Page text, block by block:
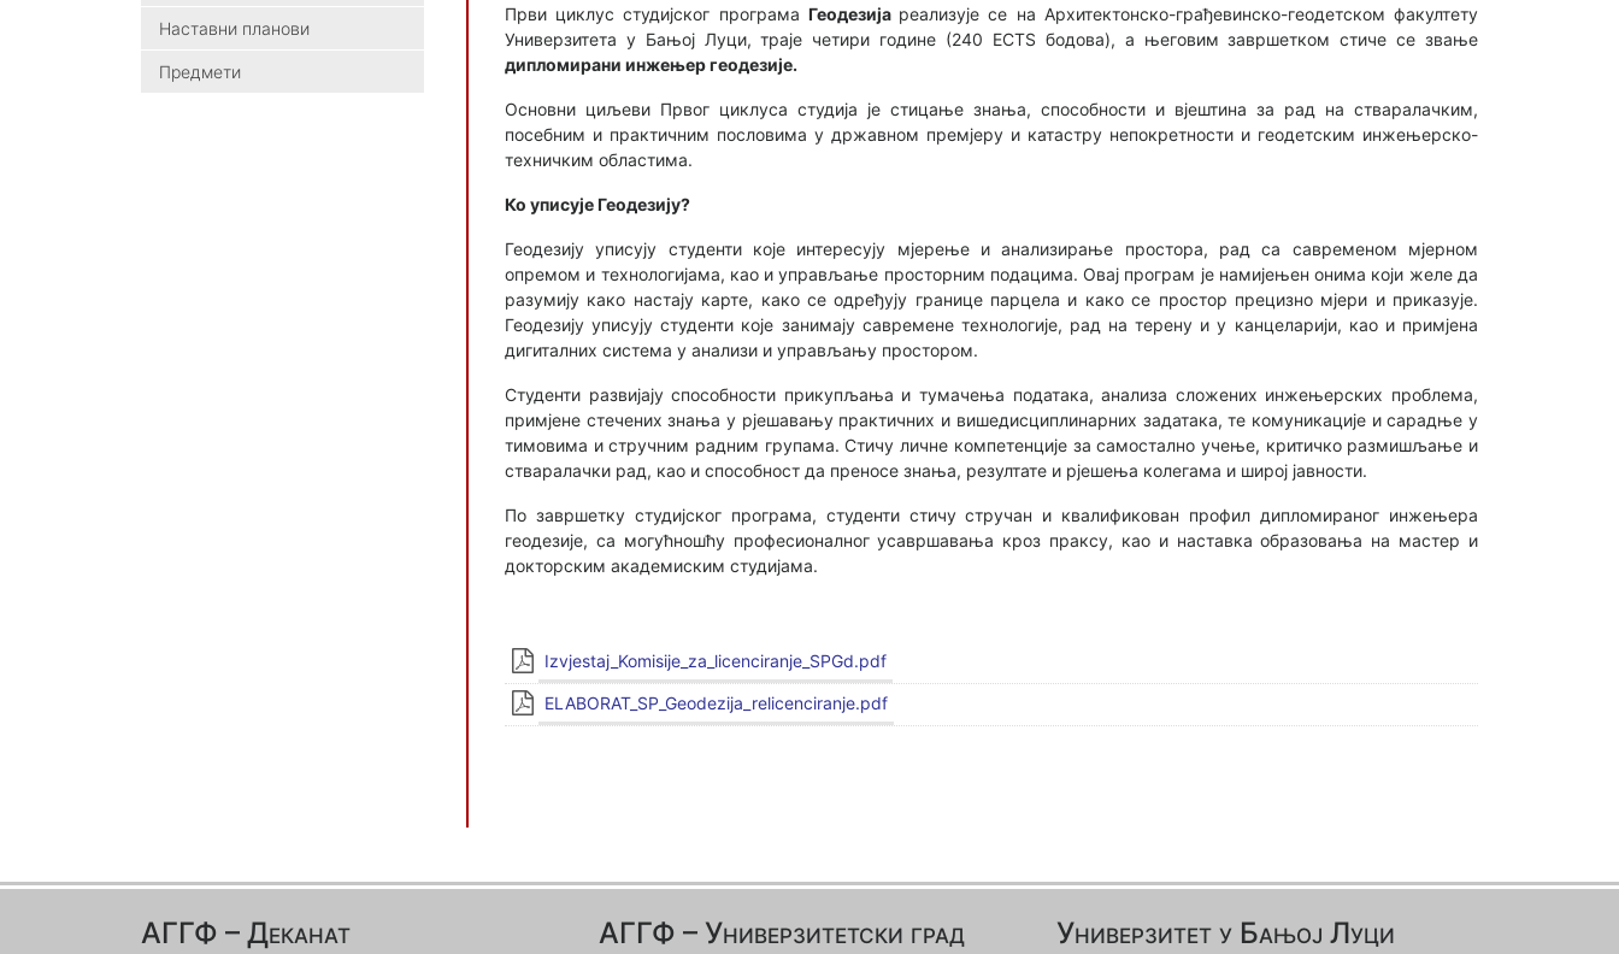
Наставни планови
Предмети
Први циклус студијског програма Геодезија реализује се на Архитектонско-грађевинско-геодетском факултету
Универзитета у Бањој Луци, траје четири године (240 ECTS бодова), а његовим завршетком стиче се звање
дипломирани инжењер геодезије.
Основни циљеви Првог циклуса студија је стицање знања, способности и вјештина за рад на стваралачким,
посебним и практичним пословима у државном премјеру и катастру непокретности и геодетским инжењерско-
техничким областима.
Ко уписује Геодезију?
Геодезију уписују студенти које интересују мјерење и анализирање простора, рад са савременом мјерном
опремом и технологијама, као и управљање просторним подацима. Овај програм је намијењен онима који желе да
разумију како настају карте, како се одређују границе парцела и како се простор прецизно мјери и приказује.
Геодезију уписују студенти које занимају савремене технологије, рад на терену и у канцеларији, као и примјена
дигиталних система у анализи и управљању простором.
Студенти развијају способности прикупљања и тумачења података, анализа сложених инжењерских проблема,
примјене стечених знања у рјешавању практичних и вишедисциплинарних задатака, те комуникације и сарадње у
тимовима и стручним радним групама. Стичу личне компетенције за самостално учење, критичко размишљање и
стваралачки рад, као и способност да преносе знања, резултате и рјешења колегама и широј јавности.
По завршетку студијског програма, студенти стичу стручан и квалификован профил дипломираног инжењера
геодезије, са могућношћу професионалног усавршавања кроз праксу, као и наставка образовања на мастер и
докторским академиским студијама.
Izvjestaj_Komisije_za_licenciranje_SPGd.pdf
ELABORAT_SP_Geodezija_relicenciranje.pdf
АГГФ – Деканат АГГФ – Универзитетски град Универзитет у Бањој Луци